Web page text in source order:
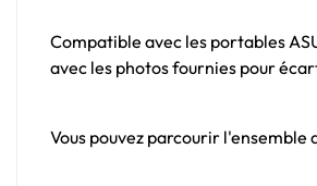
Compatible avec les portables
avec les photos fournies pour
Vous pouvez parcourir l'ensemble